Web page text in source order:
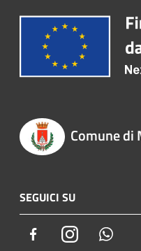
Comune
SEGUICI SU
FacebookInstagram